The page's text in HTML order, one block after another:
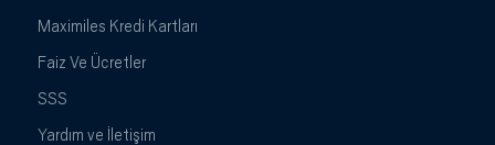
Maximiles Kredi Kartları
Faiz Ve Ücretler
SSS
Yardım ve İletişim